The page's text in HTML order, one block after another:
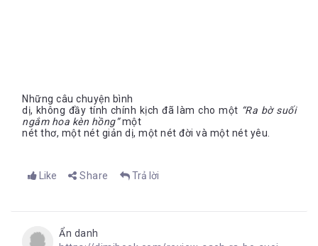
Những câu chuyện bình
dị, không đầy tính chính kịch đã làm cho một “Ra bờ suối
ngắm hoa kèn hồng”một
nét thơ, một nét giản dị, một nét đời và một nét yêu.
Like Share Trả lời
Ẩn danh